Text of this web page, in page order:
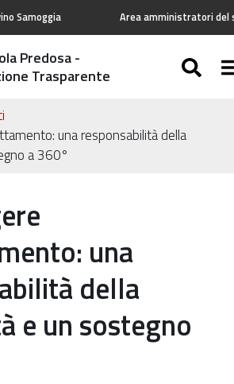
Samoggia Area amministratori del
Predosa -
Trasparente
una responsabilità della
a 360°
una
della
e un sostegno